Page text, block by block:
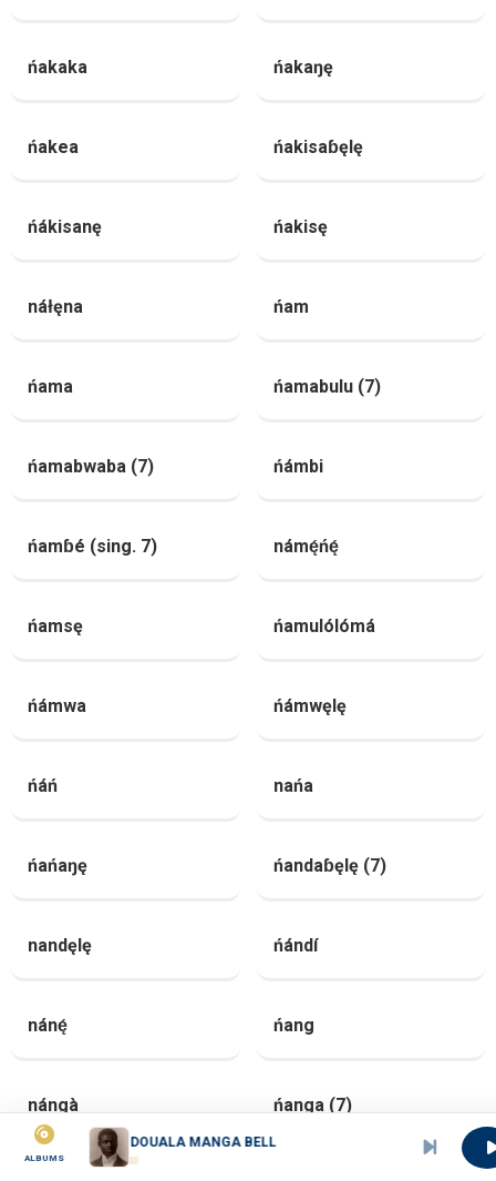
ALBUMS
DOUALA MANGA BELL
ńakaka ńakaŋę
ńakea ńakisaɓęlę
ńákisanę ńakisę
náłęna ńam
ńama ńamabulu (7)
ńamabwaba (7) ńámbi
ńamɓé (sing. 7) námę́ńę́
ńamsę ńamulólómá
ńámwa ńámwęlę
ńáń nańa
ńańaŋę ńandaɓęlę (7)
nandęlę ńándí
nánę́ ńang
nángà ńanga (7)